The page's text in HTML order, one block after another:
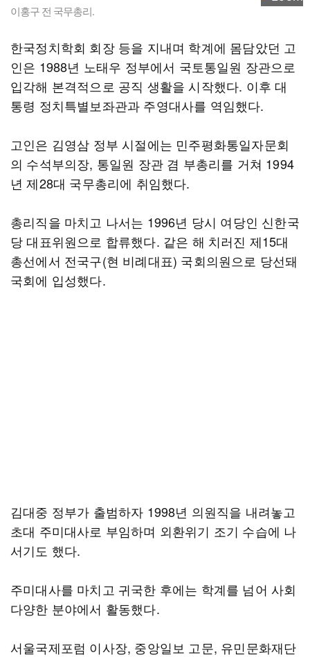
이홍구 전 국무총리.
한국정치학회 회장 등을 지내며 학계에 몸담았던 고
인은 1988년 노태우 정부에서 국토통일원 장관으로
입각해 본격적으로 공직 생활을 시작했다. 이후 대
통령 정치특별보좌관과 주영대사를 역임했다.
고인은 김영삼 정부 시절에는 민주평화통일자문회
의 수석부의장, 통일원 장관 겸 부총리를 거쳐 1994
년 제28대 국무총리에 취임했다.
총리직을 마치고 나서는 1996년 당시 여당인 신한국
당 대표위원으로 합류했다. 같은 해 치러진 제15대
총선에서 전국구(현 비례대표) 국회의원으로 당선돼
국회에 입성했다.
김대중 정부가 출범하자 1998년 의원직을 내려놓고
초대 주미대사로 부임하며 외환위기 조기 수습에 나
서기도 했다.
주미대사를 마치고 귀국한 후에는 학계를 넘어 사회
다양한 분야에서 활동했다.
서울국제포럼 이사장, 중앙일보 고문, 유민문화재단